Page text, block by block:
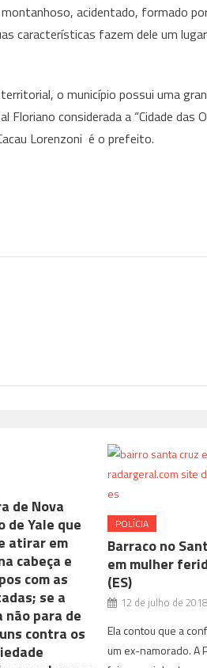
acidentado, formado
características fazem dele um
o município possui uma
considerada a “Cidade das
Lorenzoni é o prefeito.
de Nova
de Yale que
atirar em
cabeça e
com as
se a
para de
contra os
POLÍCIA
Barraco no
em mulher
(ES)
12 de julho de 2018
Ela contou que a
um ex-namorado. A